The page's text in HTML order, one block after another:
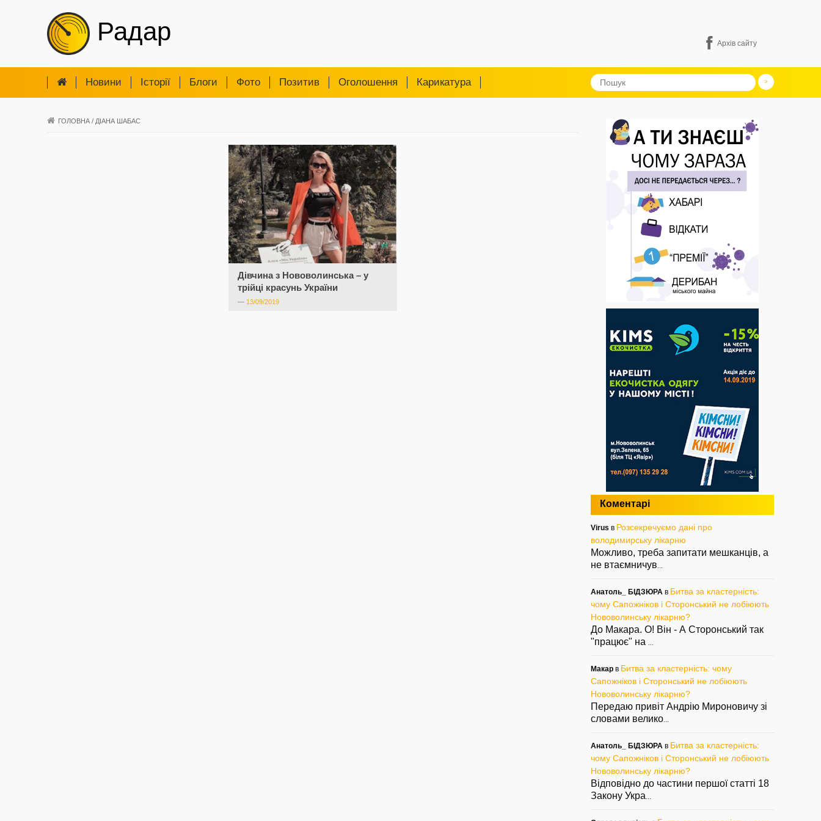
Радар Архів сайту
Новини Iсторії Блоги Фото Позитив Оголошення Карикатура
ГОЛОВНА / ДІАНА ШАБАС
Дівчина з Нововолинська – у
трійці красунь України
— 13/09/2019
Коментарі
Virus в Розсекречуємо дані про
володимирську лікарню
Можливо, треба запитати мешканців, а
не втаємничув
Анатоль_ БІДЗЮРА в Битва за кластерність:
чому Сапожніков і Сторонський не лобіюють
Нововолинську лікарню?
До Макара. О! Він - А Сторонський так
"працює" на
Макар в Битва за кластерність: чому
Сапожніков і Сторонський не лобіюють
Нововолинську лікарню?
Передаю привіт Андрію Мироновичу зі
словами велико
Анатоль_ БІДЗЮРА в Битва за кластерність:
чому Сапожніков і Сторонський не лобіюють
Нововолинську лікарню?
Відповідно до частини першої статті 18
Закону Укра